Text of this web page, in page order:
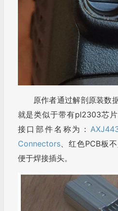
原作者通过解剖原装数
就是类似于带有pl2303芯片
接口部件名称为：
Connectors、红色PCB板
便于焊接插头。